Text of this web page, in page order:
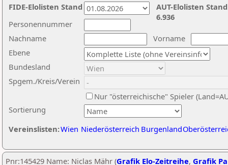
Nachname
Vorname
Ebene
Sortierung
Personennummer
Bundesland
Spgem./Kreis/Verein
Nur "österreichische" Spieler
Vereinslisten:Wien Niederösterreich Burgenland
AUT-Elolisten
6.936
FIDE-Elolisten Stand
Pnr:145429 Name: Niclas Mähr (Grafik Elo-Zeitreihe, Grafik